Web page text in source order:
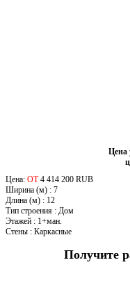
Цена
Цена: ОТ 4 414 200 RUB
Ширина (м) : 7
Длина (м) : 12
Тип строения : Дом
Этажей : 1+ман.
Стены : Каркасные
Получите